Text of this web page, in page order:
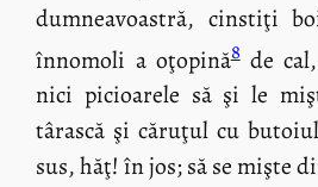
dumneavoastră, cinstiţi
înnomoli a oţopină8de
nici picioarele să şi le
târască şi căruţul cu
sus, hăţ! în jos; să se mişte